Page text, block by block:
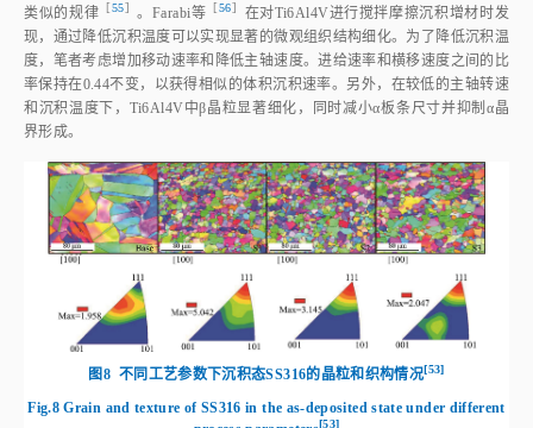
类似的规律 55 。Farabi等 56
在对Ti6Al4V进行搅拌摩擦沉积增材时发
现，通过降低沉积温度可以实现显著的微观组织结构细化。为了降低沉积温
度，笔者考虑增加移动速率和降低主轴速度。进给速率和横移速度之间的比
率保持在0.44不变，以获得相似的体积沉积速率。另外，在较低的主轴转速
和沉积温度下，Ti6Al4V中β晶粒显著细化，同时减小α板条尺寸并抑制α晶
界形成。
图8 不同工艺参数下沉积态SS316的晶粒和织构情况[53]
Fig.8 Grain and texture of SS316 in the as‑deposited state under different
[53]